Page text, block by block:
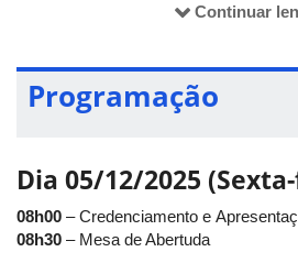
construída ao longo dessas duas
mesas de discussão e o Espaço
oportunizando diálogo científico,
Datas: 05 e 06 de dezembro de 2025
Local: Anfiteatro Bloco 8C – Campus
Continuar
Programação
Dia 05/12/2025
08h00 – Credenciamento e
08h30 – Mesa de Abertuda